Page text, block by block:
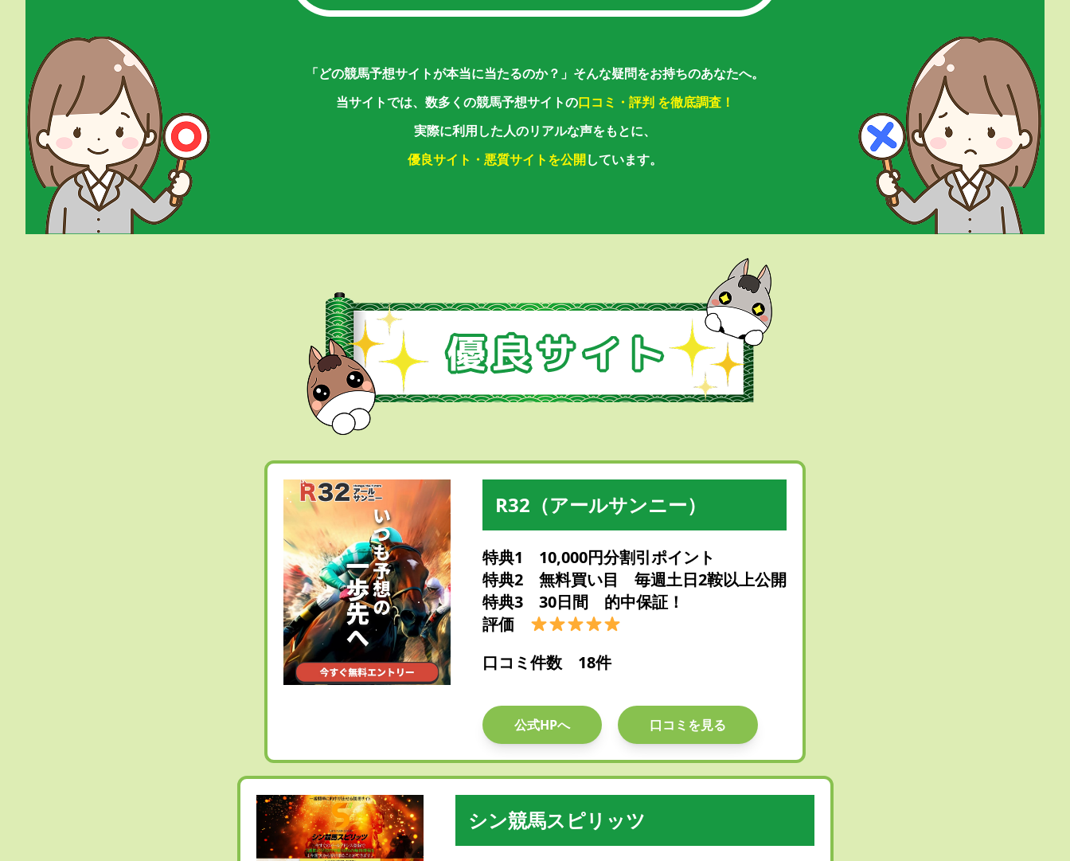
「どの競馬予想サイトが本当に当たるのか？」 そんな疑問をお持ちのあなたへ。
当サイトでは、数多くの競馬予想サイトの口コミ・評判 を徹底調査！
実際に利用した人のリアルな声をもとに、
優良サイト・悪質サイトを公開しています。
R32（アールサンニー）
特典1 10,000円分割引ポイント
特典2 無料買い目 毎週土日2鞍以上公開
特典3 30日間 的中保証！
評価
口コミ件数 18件
公式HPへ 口コミを見る
シン競馬スピリッツ